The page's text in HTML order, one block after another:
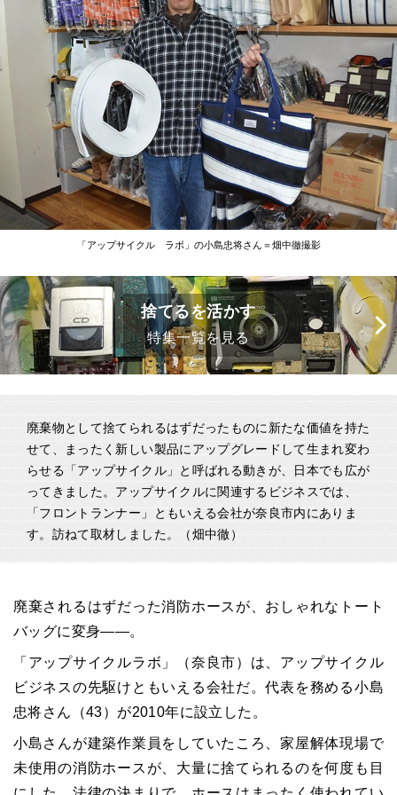
「アップサイクル ラボ」の小島忠将さん＝畑中徹撮影
捨てるを活かす
特集一覧を見る
廃棄物として捨てられるはずだったものに新たな価値を持た
せて、まったく新しい製品にアップグレードして生まれ変わ
らせる「アップサイクル」と呼ばれる動きが、日本でも広が
ってきました。アップサイクルに関連するビジネスでは、
「フロントランナー」ともいえる会社が奈良市内にありま
す。訪ねて取材しました。（畑中徹）
廃棄されるはずだった消防ホースが、おしゃれなトート
バッグに変身――。
「アップサイクルラボ」（奈良市）は、アップサイクル
ビジネスの先駆けともいえる会社だ。代表を務める小島
忠将さん（43）が2010年に設立した。
小島さんが建築作業員をしていたころ、家屋解体現場で
未使用の消防ホースが、大量に捨てられるのを何度も目